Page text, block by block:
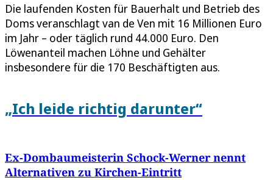
Die laufenden Kosten für Bauerhalt und Betrieb des
Doms veranschlagt van de Ven mit 16 Millionen Euro
im Jahr – oder täglich rund 44.000 Euro. Den
Löwenanteil machen Löhne und Gehälter
insbesondere für die 170 Beschäftigten aus.
„Ich leide richtig darunter“
Ex-Dombaumeisterin Schock-Werner nennt
Alternativen zu Kirchen-Eintritt